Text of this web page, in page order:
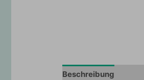
Beschreibung